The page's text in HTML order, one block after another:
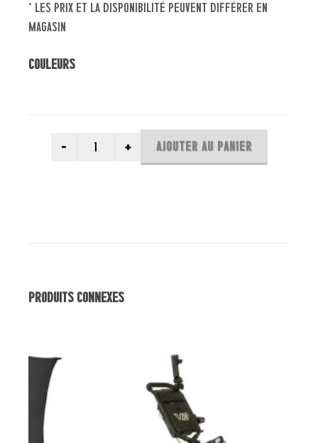
* les prix et la disponibilité peuvent différer en
magasin
Couleurs
AJOUTER AU PANIER
Produits Connexes